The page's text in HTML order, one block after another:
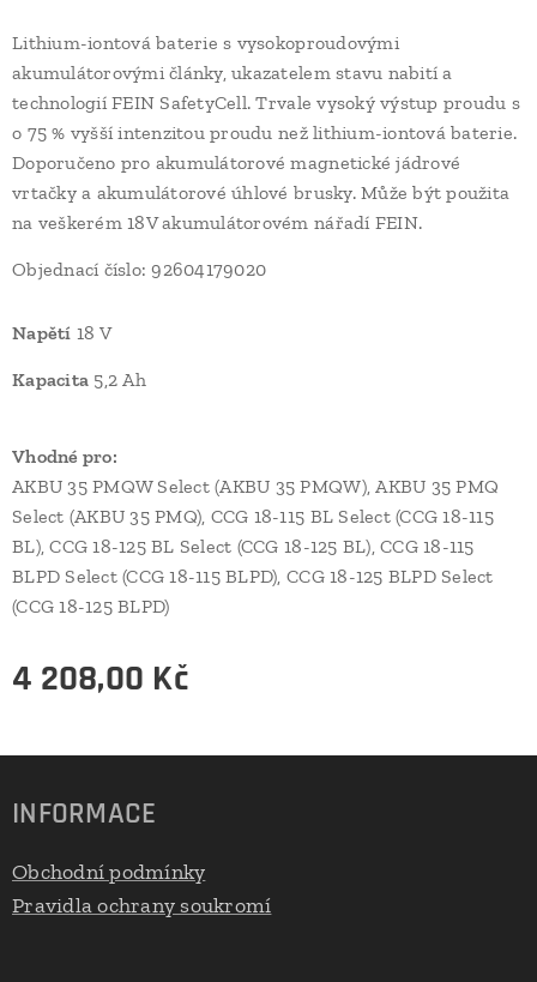
Lithium-iontová baterie s vysokoproudovými
akumulátorovými články, ukazatelem stavu nabití a
technologií FEIN SafetyCell. Trvale vysoký výstup proudu s
o 75 % vyšší intenzitou proudu než lithium-iontová baterie.
Doporučeno pro akumulátorové magnetické jádrové
vrtačky a akumulátorové úhlové brusky. Může být použita
na veškerém 18V akumulátorovém nářadí FEIN.
Objednací číslo: 92604179020
Napětí 18 V
Kapacita 5,2 Ah
Vhodné pro:
AKBU 35 PMQW Select (AKBU 35 PMQW), AKBU 35 PMQ
Select (AKBU 35 PMQ), CCG 18-115 BL Select (CCG 18-115
BL), CCG 18-125 BL Select (CCG 18-125 BL), CCG 18-115
BLPD Select (CCG 18-115 BLPD), CCG 18-125 BLPD Select
(CCG 18-125 BLPD)
4 208,00 Kč
INFORMACE
Obchodní podmínky
Pravidla ochrany soukromí